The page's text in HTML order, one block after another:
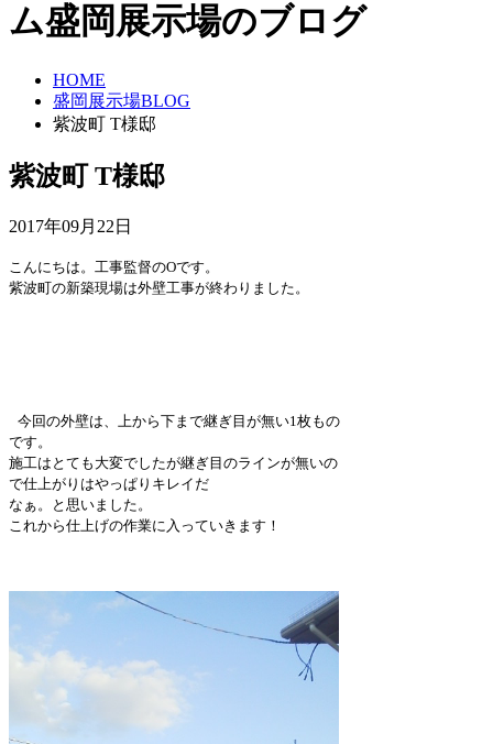
ム盛岡展示場のブログ
HOME
盛岡展示場BLOG
紫波町 T様邸
紫波町 T様邸
2017年09月22日
こんにちは。工事監督のOです。
紫波町の新築現場は外壁工事が終わりました。
今回の外壁は、上から下まで継ぎ目が無い1 枚もの
です。
施工はとても大変でしたが継ぎ目のラインが無いの
で仕上がりはやっぱりキレイだ
なぁ。と思いました。
これから仕上げの作業に入っていきます！